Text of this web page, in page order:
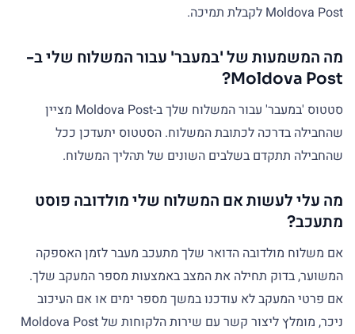
Moldova Post לקבלת תמיכה.
מה המשמעות של 'במעבר' עבור המשלוח שלי ב-
Moldova Post?
סטטוס 'במעבר' עבור המשלוח שלך ב-Moldova Post מציין
שהחבילה בדרכה לכתובת המשלוח. הסטטוס יתעדכן ככל
שהחבילה תתקדם בשלבים השונים של תהליך המשלוח.
מה עלי לעשות אם המשלוח שלי מולדובה פוסט
מתעכב?
אם משלוח מולדובה הדואר שלך מתעכב מעבר לזמן האספקה
המשוער, בדוק תחילה את המצב באמצעות מספר המעקב שלך.
אם פרטי המעקב לא עודכנו במשך מספר ימים או אם העיכוב
ניכר, מומלץ ליצור קשר עם שירות הלקוחות של Moldova Post